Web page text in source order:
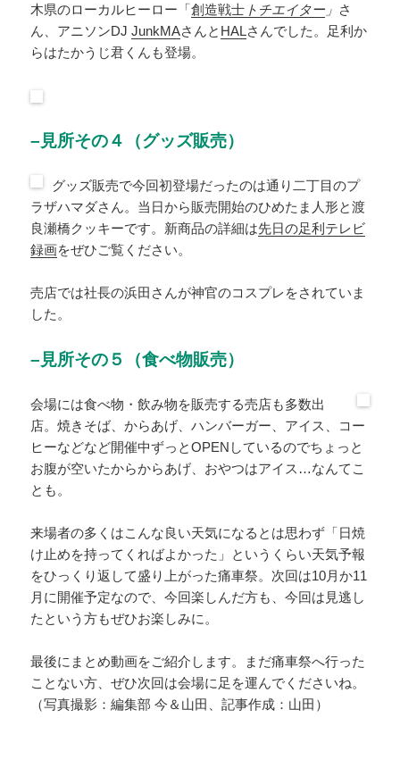
木県のローカルヒーロー「創造戦士 トチエイター 」 さ
ん、アニソンDJJunkMAさんと HALさんでした。足利か
らはたかうじ君くんも登場。
–見所その４（グッズ販売）
グッズ販売で今回初登場だったのは通り二丁目のプ
ラザハマダさん。当日から販売開始のひめたま人形と渡
良瀬橋クッキーです。新商品の詳細は先日の足利テレビ
録画をぜひご覧ください。
売店では社長の浜田さんが神官のコスプレをされていま
した。
–見所その５（食べ物販売）
会場には食べ物・飲み物を販売する売店も多数出
店。焼きそば、からあげ、ハンバーガー、アイス、コー
ヒーなどなど開催中ずっとOPENしているのでちょっと
お腹が空いたからからあげ、おやつはアイス…なんてこ
とも。
来場者の多くはこんな良い天気になるとは思わず「日焼
け止めを持ってくればよかった」というくらい天気予報
をひっくり返して盛り上がった痛車祭。次回は10月か11
月に開催予定なので、今回楽しんだ方も、今回は見逃し
たという方もぜひお楽しみに。
最後にまとめ動画をご紹介します。まだ痛車祭へ行った
ことない方、ぜひ次回は会場に足を運んでくださいね。
（写真撮影：編集部 今＆山田、記事作成：山田）